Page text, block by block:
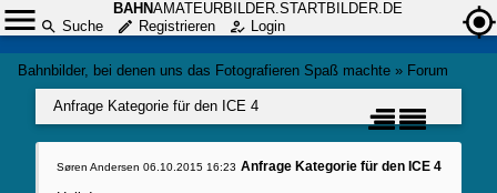
BAHNAMATEURBILDER.STARTBILDER.DE
Suche
Registrieren Login
Bahnbilder, bei denen uns das Fotografieren Spaß machte » Forum
Anfrage Kategorie für den ICE 4
Søren Andersen 06.10.2015 16:23 Anfrage Kategorie für den ICE 4